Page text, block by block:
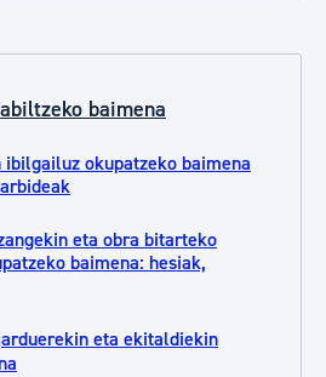
baimena
ibilgailuz okupatzeko baimena
eta obra bitarteko
baimena: hesiak,
eta ekitaldiekin